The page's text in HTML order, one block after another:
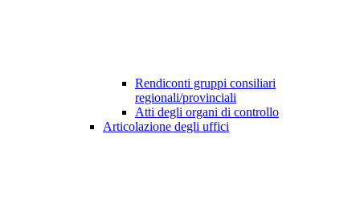
Rendiconti gruppi consiliari
regionali/provinciali
Atti degli organi di controllo
Articolazione degli uffici